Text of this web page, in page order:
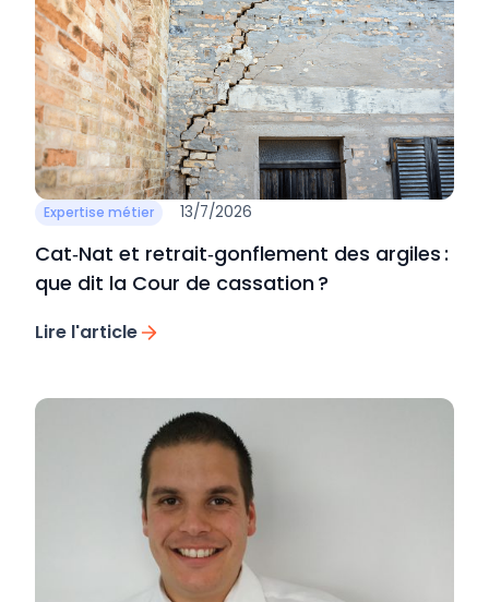
Expertise métier 13/7/2026
Cat‑Nat et retrait‑gonflement des argiles :
que dit la Cour de cassation ?
Lire l'article